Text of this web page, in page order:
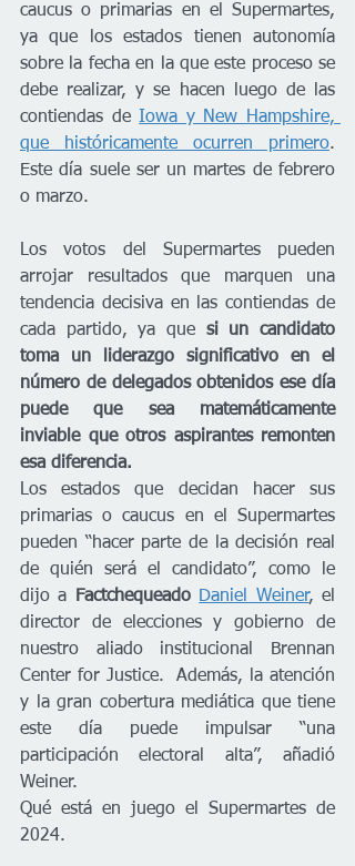
caucus o primarias en el Supermartes,
ya que los estados tienen autonomía
sobre la fecha en la que este proceso se
debe realizar, y se hacen luego de las
contiendas de Iowa y New Hampshire,
que históricamente ocurren primero.
Este día suele ser un martes de febrero
o marzo.
Los votos del Supermartes pueden
arrojar resultados que marquen una
tendencia decisiva en las contiendas de
cada partido, ya que si un candidato
toma un liderazgo significativo en el
número de delegados obtenidos ese día
puede que sea matemáticamente
inviable que otros aspirantes remonten
esa diferencia.
Los estados que decidan hacer sus
primarias o caucus en el Supermartes
pueden “hacer parte de la decisión real
de quién será el candidato”, como le
dijo a
Factchequeado Daniel Weiner, el
director de elecciones y gobierno de
nuestro aliado institucional Brennan
Center for Justice.  Además, la atención
y la gran cobertura mediática que tiene
este día puede impulsar “una
participación electoral alta”, añadió
Weiner.
Qué está en juego el Supermartes de
2024.